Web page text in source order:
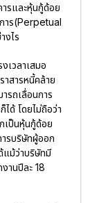
รและหุ้นกู้ด้อย
าร(Perpetual
งไร
เวลาเสมอ
าสารหนี้คล้าย
รถเลื่อนการ
ได้ โดยไม่ถือว่า
เป็นหุ้นกู้ด้อย
รบริษัทผู้ออก
แม้ว่าบริษัทมี
านปีละ 18